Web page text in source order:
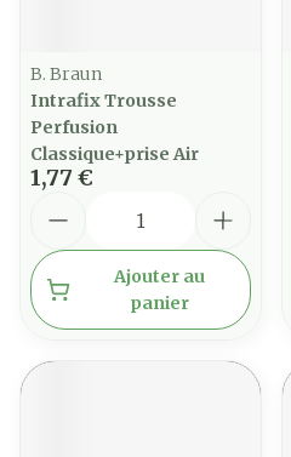
B. Braun
Intrafix Trousse
Perfusion
Classique+prise Air
1,77 €
Ajouter au
panier